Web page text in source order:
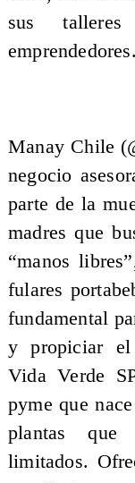
sus
emprendedores.
Manay Chile
negocio
parte de la
madres que
“manos
fulares
fundamental
y propiciar el
Vida Verde
pyme que
plantas que
limitados.